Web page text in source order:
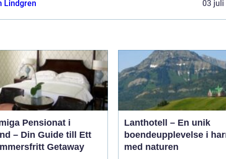
Lindgren 03 juli
Pensionat i
– Din Guide till Ett
Getaway
Lanthotell – En unik
boendeupplevelse i
med naturen